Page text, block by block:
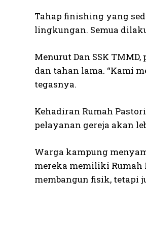
Tahap finishing yang
lingkungan. Semua
Menurut Dan SSK
dan tahan lama. “Kami
tegasnya.
Kehadiran Rumah
pelayanan gereja akan
Warga kampung
mereka memiliki Rumah
membangun fisik, tetapi